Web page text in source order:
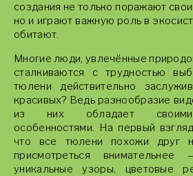
создания не только поражают
но и играют важную роль в
обитают.
Многие люди, увлечённые
сталкиваются с трудностью
тюлени действительно
красивых? Ведь разнообразие
из них обладает своими
особенностями. На первый
что все тюлени похожи друг
присмотреться
уникальные узоры, цветовые